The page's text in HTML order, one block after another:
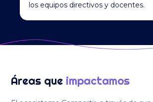
los equipos directivos y docentes.
Áreas que impactamos